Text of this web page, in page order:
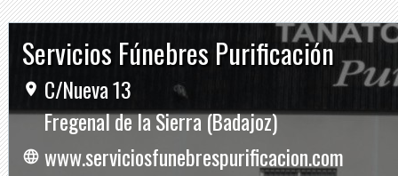
Servicios Fúnebres Purificación
C/Nueva 13
Fregenal de la Sierra (Badajoz)
www.serviciosfunebrespurificacion.com